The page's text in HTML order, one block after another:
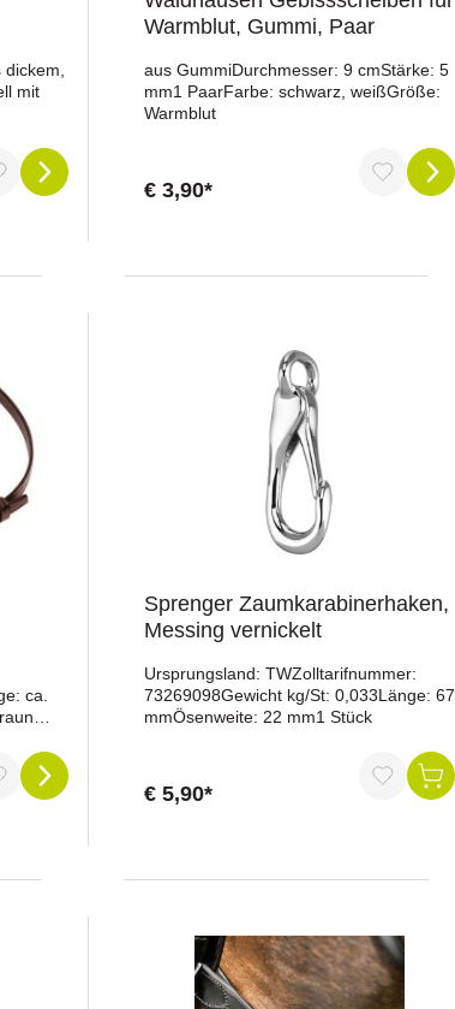
mit
Warmblut, Gummi, Paar
aus GummiDurchmesser: 9 cmStärke: 5
mm1 PaarFarbe: schwarz, weißGröße:
Warmblut
€ 3,90*
ca.
Sprenger Zaumkarabinerhaken,
Messing vernickelt
Ursprungsland: TWZolltarifnummer:
73269098Gewicht kg/St: 0,033Länge: 67
mmÖsenweite: 22 mm1 Stück
€ 5,90*